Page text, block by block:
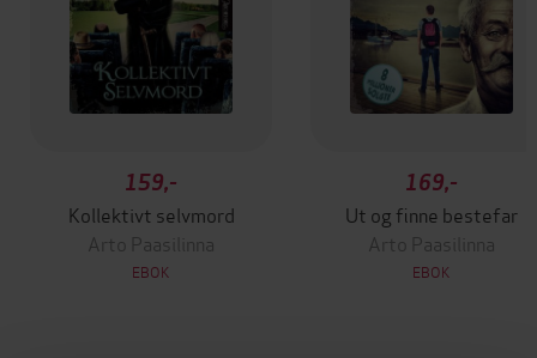
159,-
Kollektivt selvmord
Arto Paasilinna
EBOK
169,-
Ut og finne bestefar
Arto Paasilinna
EBOK